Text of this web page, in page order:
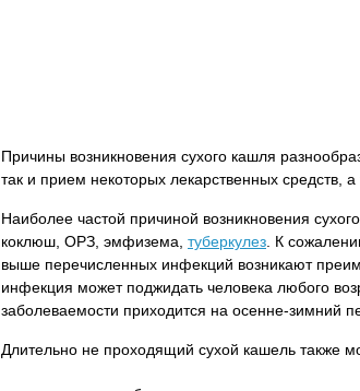
Причины возникновения сухого кашля
так и прием некоторых лекарственных средств,
Наиболее частой причиной возникновения
коклюш, ОРЗ, эмфизема, туберкулез . К
выше перечисленных инфекций возникают
инфекция может поджидать человека любого
заболеваемости приходится на осенне-зимний
Длительно не проходящий сухой кашель также